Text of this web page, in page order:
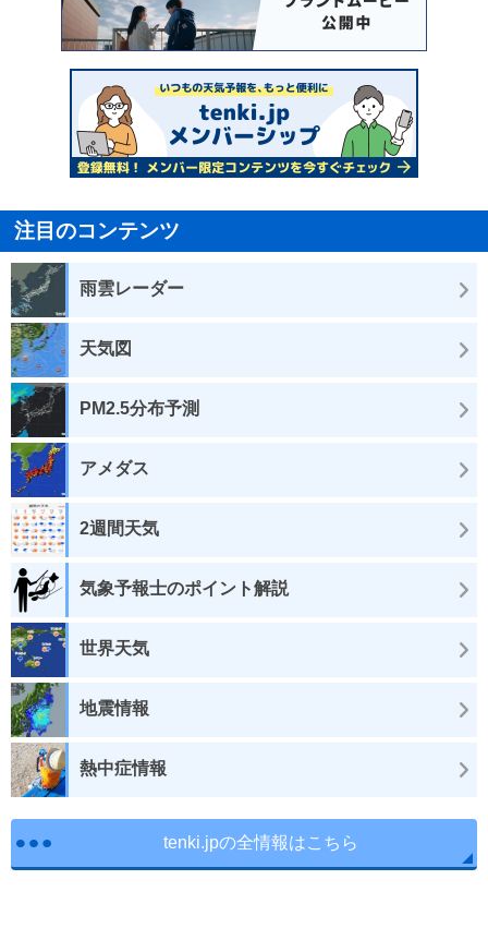
注目のコンテンツ
雨雲レーダー
天気図
PM2.5分布予測
アメダス
2週間天気
気象予報士のポイント解説
世界天気
地震情報
熱中症情報
tenki.jpの全情報はこちら